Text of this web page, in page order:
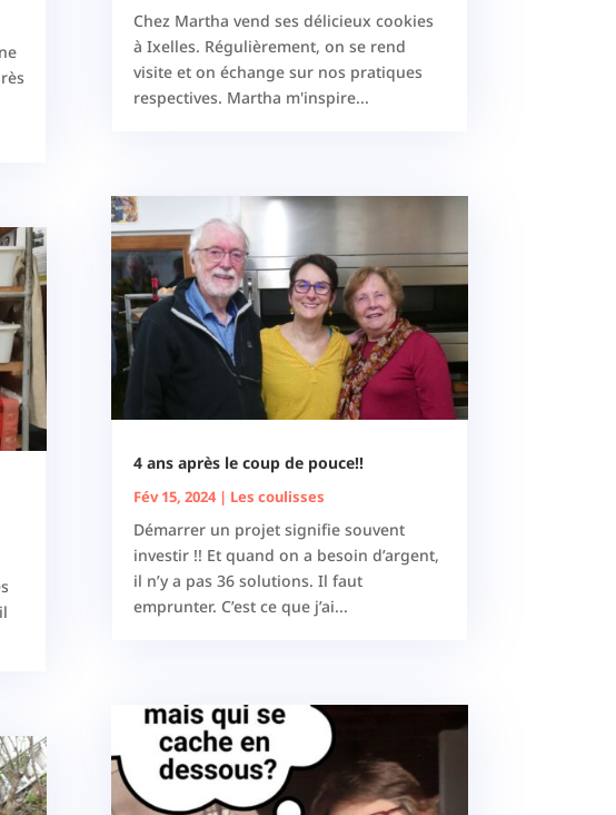
Chez Martha vend ses délicieux cookies
à Ixelles. Régulièrement, on se rend
visite et on échange sur nos pratiques
respectives. Martha m'inspire...
4 ans après le coup de pouce!!
Fév 15, 2024| Les coulisses
Démarrer un projet signifie souvent
investir !! Et quand on a besoin d’argent,
il n’y a pas 36 solutions. Il faut
emprunter. C’est ce que j’ai...